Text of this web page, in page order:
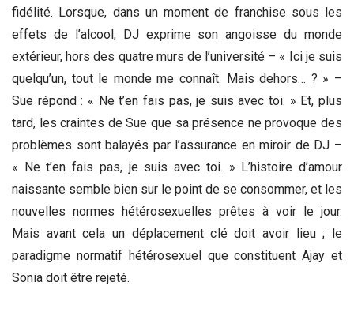
fidélité. Lorsque, dans un moment de franchise sous les
effets de l’alcool, DJ exprime son angoisse du monde
extérieur, hors des quatre murs de l’université – « Ici je suis
quelqu’un, tout le monde me connaît. Mais dehors… ? » –
Sue répond : « Ne t’en fais pas, je suis avec toi. » Et, plus
tard, les craintes de Sue que sa présence ne provoque des
problèmes sont balayés par l’assurance en miroir de DJ –
« Ne t’en fais pas, je suis avec toi. » L’histoire d’amour
naissante semble bien sur le point de se consommer, et les
nouvelles normes hétérosexuelles prêtes à voir le jour.
Mais avant cela un déplacement clé doit avoir lieu ; le
paradigme normatif hétérosexuel que constituent Ajay et
Sonia doit être rejeté.